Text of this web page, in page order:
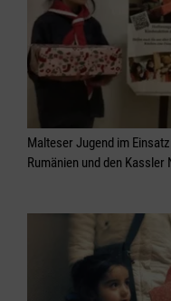
Malteser Jugend im
Rumänien und den